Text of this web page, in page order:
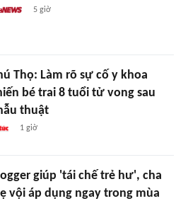
5 giờ
Thọ: Làm rõ sự cố y khoa
bé trai 8 tuổi tử vong sau
thuật
1 giờ
giúp 'tái chế trẻ hư', cha
vội áp dụng ngay trong mùa